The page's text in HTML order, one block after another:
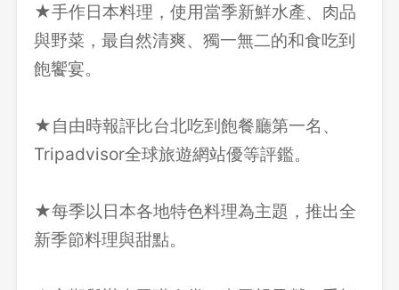
★手作日本料理，使用當季新鮮水產、肉品
與野菜，最自然清爽、獨一無二的和食吃到
飽饗宴。
★自由時報評比台北吃到飽餐廳第一名、
Tripadvisor全球旅遊網站優等評鑑。
★每季以日本各地特色料理為主題，推出全
新季節料理與甜點。